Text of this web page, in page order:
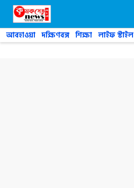
Skip
content
আবহাওয়া দক্ষিণবঙ্গ শিক্ষা লাইফ স্টাইল